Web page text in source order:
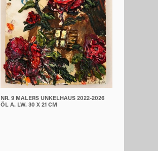
NR. 9 MALERS UNKELHAUS 2022-2026
ÖL A. LW. 30 X 21 CM